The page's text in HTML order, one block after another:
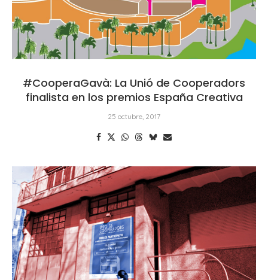
#CooperaGavà: La Unió de Cooperadors
finalista en los premios España Creativa
25 octubre, 2017